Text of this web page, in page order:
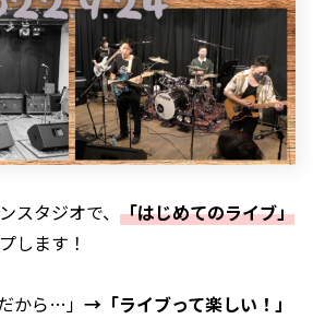
スタジオで、 「はじめてのライブ」
します！
から…」 →「ライブって楽しい！」